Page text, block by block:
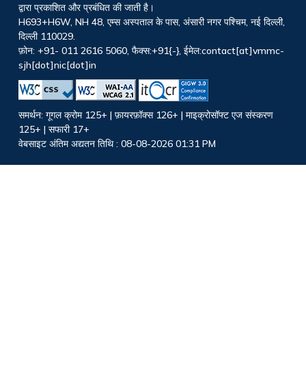
द्वारा प्रकाशित और प्रबंधित की जाती है।
H693+H6W, NH 48, एम्स अस्पताल के पास, अंसारी नगर पश्चिम, नई दिल्ली,
दिल्ली 110029.
फ़ोन: +91- 011 2616 5060, फैक्स:+91{-}, ईमेल:contact[at]vmmc-
sjh[dot]nic[dot]in
समर्थन: गूगल क्रोम 125+ | फ़ायरफ़ॉक्स 126+ | माइक्रोसॉफ्ट एज संस्करण
125+ | सफारी 17+
वेबसाइट अंतिम अद्यतन तिथि : 08-08-2026 01:31 PM